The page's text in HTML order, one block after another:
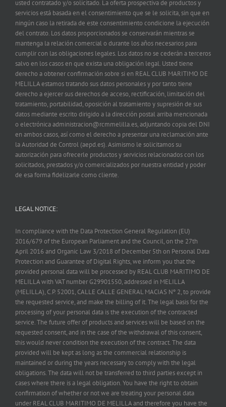
usted contratado y/o solicitado. La oferta prospectiva de productos y
servicios está basada en el consentimiento que se le solicita, sin que en
ningún caso la retirada de este consentimiento condicione la ejecución
del contrato. Los datos proporcionados se conservarán mientras se
mantenga la relación comercial o durante los años necesarios para
cumplir con las obligaciones legales. Los datos no se cederán a terceros
salvo en los casos en que exista una obligación legal. Usted tiene
derecho a obtener confirmación sobre si en REAL CLUB MARITIMO DE
MELILLA estamos tratando sus datos personales y por tanto tiene
derecho a ejercer sus derechos de acceso, rectificación, limitación del
tratamiento, portabilidad, oposición al tratamiento y supresión de sus
datos mediante escrito dirigido a la dirección postal arriba mencionada
o electrónica administracion@rcmmelilla.es, adjuntando copia del DNI
en ambos casos, así como el derecho a presentar una reclamación ante
la Autoridad de Control (aepd.es). Asimismo le solicitamos su
autorización para ofrecerle productos y servicios relacionados con los
solicitados, prestados y/o comercializados por nuestra entidad y poder
de esa forma fidelizarle como cliente.
LEGAL NOTICE:
In compliance with the Data Protection General Regulation (EU)
2016/679 of the European Parliament and the Council, on the 27th
April 2016 and Organic Law 3/2018 of December 5th on Personal Data
Protection and Guarantee of Digital Rights, we inform you that the
provided personal data will be processed by REAL CLUB MARITIMO DE
MELILLA with VAT number G29901550, addressed in MELILLA
(MELILLA), C.P. 52001, CALLE CALLE GENERAL MACIAS Nº 2, to provide
the requested service, and make the billing of it. The legal basis for the
processing of your personal data is the execution of the contracted
service. The future offer of products and services will be based on the
requested consent, and in the case of the withdrawal of this consent,
this would never condition the execution of the contract. The data
provided will be kept as long as the commercial relationship is
maintained or during the years necessary to comply with the legal
obligations. The data will not be transferred to third parties except in
cases where there is a legal obligation. You have the right to obtain
confirmation of whether or not we are treating your personal data
under REAL CLUB MARITIMO DE MELILLA and therefore you have the